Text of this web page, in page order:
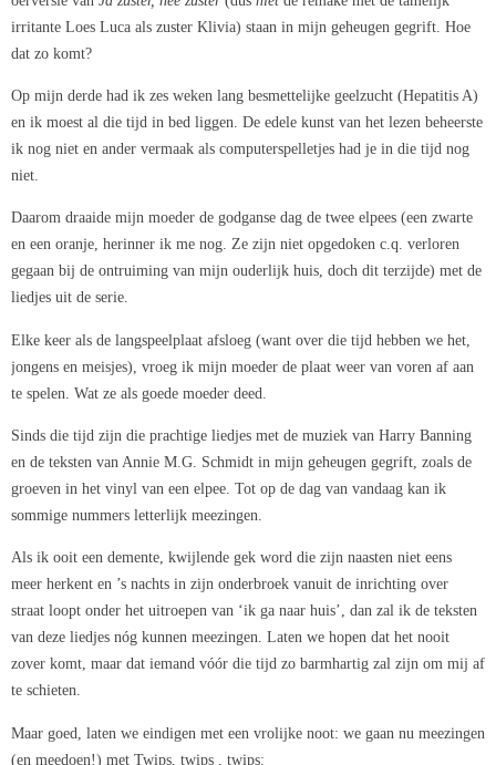
irritante Loes Luca als zuster Klivia) staan in mijn geheugen gegrift. Hoe
dat zo komt?
Op mijn derde had ik zes weken lang besmettelijke geelzucht (Hepatitis A)
en ik moest al die tijd in bed liggen. De edele kunst van het lezen beheerste
ik nog niet en ander vermaak als computerspelletjes had je in die tijd nog
niet.
Daarom draaide mijn moeder de godganse dag de twee elpees (een zwarte
en een oranje, herinner ik me nog. Ze zijn niet opgedoken c.q. verloren
gegaan bij de ontruiming van mijn ouderlijk huis, doch dit terzijde) met de
liedjes uit de serie.
Elke keer als de langspeelplaat afsloeg (want over die tijd hebben we het,
jongens en meisjes), vroeg ik mijn moeder de plaat weer van voren af aan
te spelen. Wat ze als goede moeder deed.
Sinds die tijd zijn die prachtige liedjes met de muziek van Harry Banning
en de teksten van Annie M.G. Schmidt in mijn geheugen gegrift, zoals de
groeven in het vinyl van een elpee. Tot op de dag van vandaag kan ik
sommige nummers letterlijk meezingen.
Als ik ooit een demente, kwijlende gek word die zijn naasten niet eens
meer herkent en ’s nachts in zijn onderbroek vanuit de inrichting over
straat loopt onder het uitroepen van ‘ik ga naar huis’, dan zal ik de teksten
van deze liedjes nóg kunnen meezingen. Laten we hopen dat het nooit
zover komt, maar dat iemand vóór die tijd zo barmhartig zal zijn om mij af
te schieten.
Maar goed, laten we eindigen met een vrolijke noot: we gaan nu meezingen
(en meedoen!) met Twips, twips , twips: